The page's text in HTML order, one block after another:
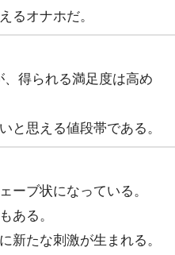
るオナホだ。
得られる満足度は高め
と思える値段帯である。
ーブ状になっている。
ある。
新たな刺激が生まれる。